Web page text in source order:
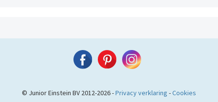
© Junior Einstein BV 2012-2026 -Privacy verklaring -Cookies